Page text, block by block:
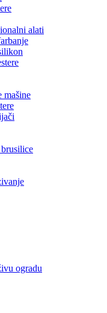
alati
mašine
ogradu